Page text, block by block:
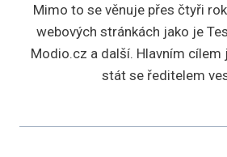
Mimo to se věnuje přes čtyři
webových stránkách jako je
Modio.cz a další. Hlavním cílem
stát se ředitelem